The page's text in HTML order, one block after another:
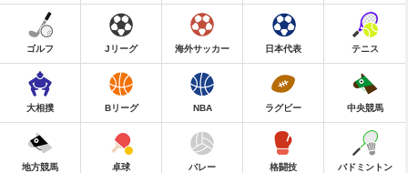
ゴルフ Jリーグ 海外サッカー 日本代表 テニス
大相撲 Bリーグ NBA ラグビー 中央競馬
地方競馬 卓球 バレー 格闘技 バドミントン